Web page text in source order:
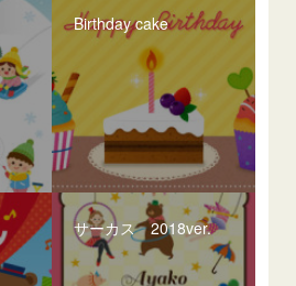
Birthday cake
サーカス 2018ver.